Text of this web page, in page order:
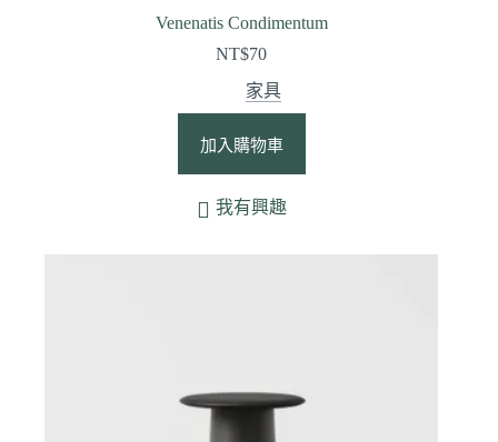
Venenatis Condimentum
NT$70
家具
加入購物車
我有興趣